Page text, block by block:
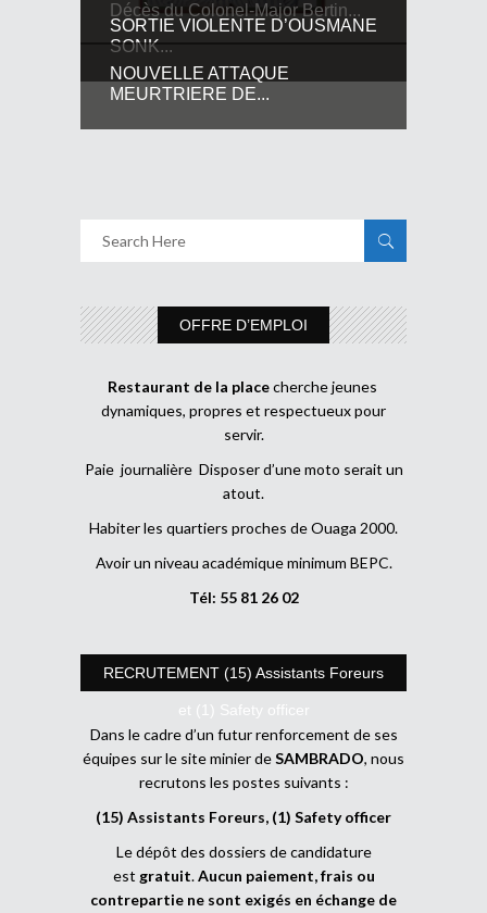
Décès du Colonel-Major Bertin...
SORTIE VIOLENTE D’OUSMANE
SONK...
NOUVELLE ATTAQUE
MEURTRIERE DE...
OFFRE D’EMPLOI
Restaurant de la placecherche jeunes
dynamiques, propres et respectueux pour
servir.
Paie journalière Disposer d’une moto serait un
atout.
Habiter les quartiers proches de Ouaga 2000.
Avoir un niveau académique minimum BEPC.
Tél: 55 81 26 02
RECRUTEMENT (15) Assistants Foreurs
et (1) Safety officer
Dans le cadre d’un futur renforcement de ses
équipes sur le site minier deSAMBRADO, nous
recrutons les postes suivants :
(15) Assistants Foreurs, (1) Safety officer
Le dépôt des dossiers de candidature
est gratuit.Aucun paiement, frais ou
contrepartie ne sont exigés en échange de